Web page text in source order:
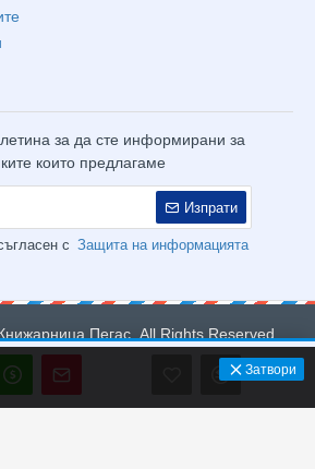
за да сте информирани за
които предлагаме
Изпрати
с Защита на информацията
Пегас, All Rights Reserved
Затвори